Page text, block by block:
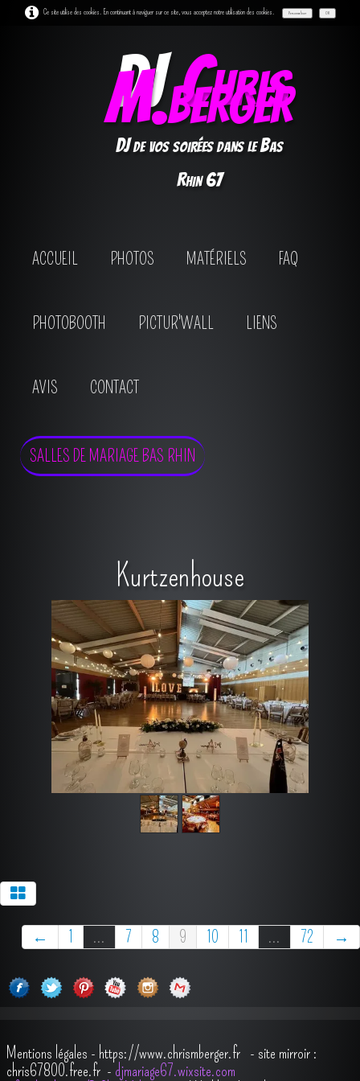
Ce site utilise des cookies. En continuant à naviguer sur ce site, vous acceptez notre utilisation des cookies. Personnaliser OK
DJChris
M.berger
DJ de vos soirées dans le Bas
Rhin 67
ACCUEIL PHOTOS MATÉRIELS FAQ
PHOTOBOOTH PICTUR'WALL LIENS
AVIS CONTACT
SALLES DE MARIAGE BAS RHIN
Kurtzenhouse
← 1 ... 7 8 9 10 11 ... 72 →
Mentions légales - https://www.chrismberger.fr - site mirroir :
chris67800.free.fr - djmariage67.wixsite.com